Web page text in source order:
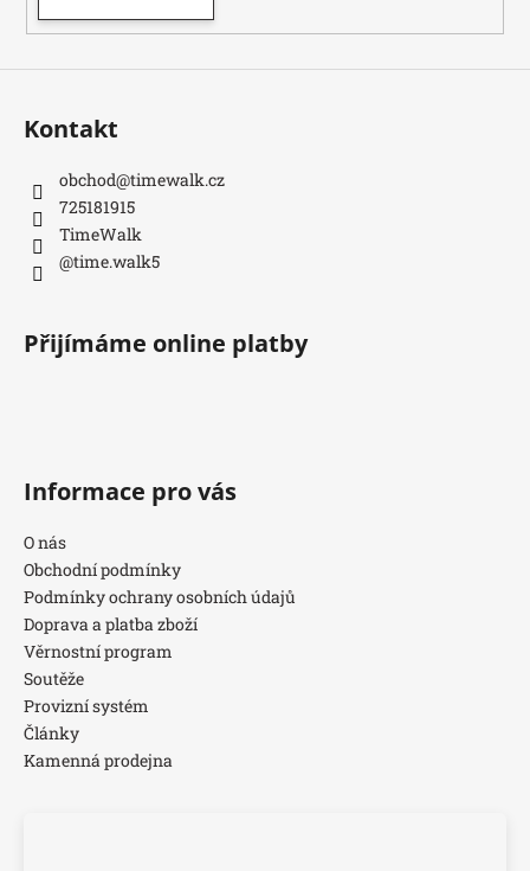
Kontakt
obchod@timewalk.cz
725181915
TimeWalk
@time.walk5
Přijímáme online platby
Informace pro vás
O nás
Obchodní podmínky
Podmínky ochrany osobních údajů
Doprava a platba zboží
Věrnostní program
Soutěže
Provizní systém
Články
Kamenná prodejna